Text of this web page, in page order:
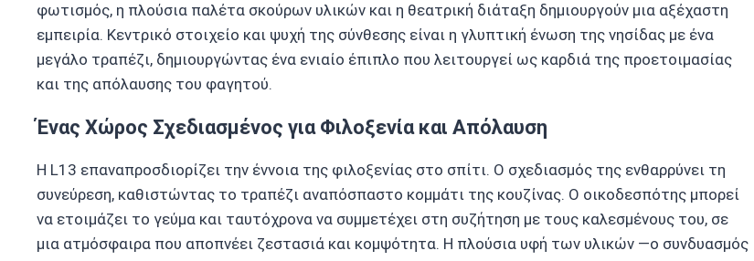
φωτισμός, η πλούσια παλέτα σκούρων υλικών και η θεατρική διάταξη δημιουργούν μια αξέχαστη
εμπειρία. Κεντρικό στοιχείο και ψυχή της σύνθεσης είναι η γλυπτική ένωση της νησίδας με ένα
μεγάλο τραπέζι, δημιουργώντας ένα ενιαίο έπιπλο που λειτουργεί ως καρδιά της προετοιμασίας
και της απόλαυσης του φαγητού.
Ένας Χώρος Σχεδιασμένος για Φιλοξενία και Απόλαυση
Η L13 επαναπροσδιορίζει την έννοια της φιλοξενίας στο σπίτι. Ο σχεδιασμός της ενθαρρύνει τη
συνεύρεση, καθιστώντας το τραπέζι αναπόσπαστο κομμάτι της κουζίνας. Ο οικοδεσπότης μπορεί
να ετοιμάζει το γεύμα και ταυτόχρονα να συμμετέχει στη συζήτηση με τους καλεσμένους του, σε
μια ατμόσφαιρα που αποπνέει ζεστασιά και κομψότητα. Η πλούσια υφή των υλικών —ο συνδυασμός